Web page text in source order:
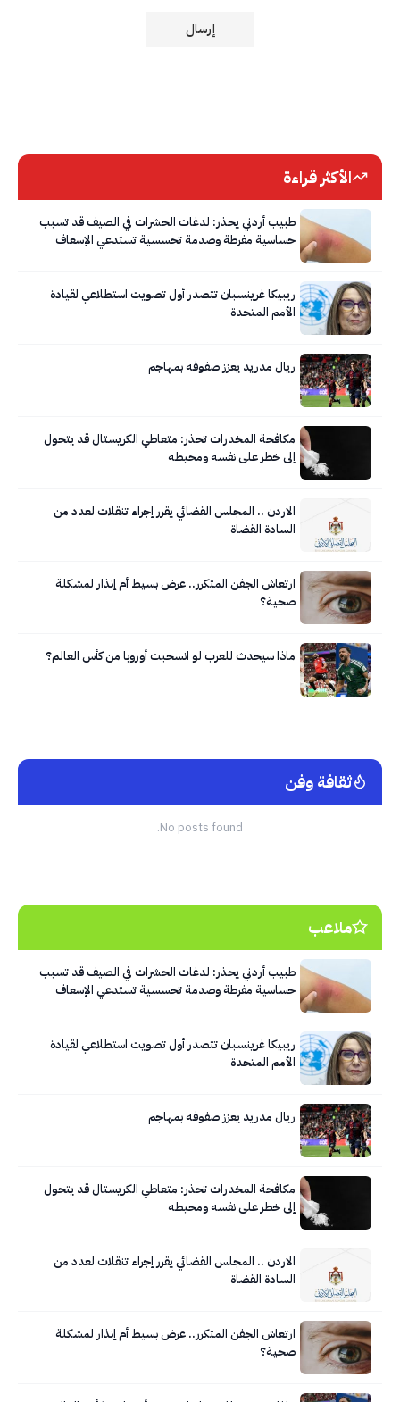
الأكثر قراءة
طبيب أردني يحذر: لدغات الحشرات في الصيف قد تسبب
حساسية مفرطة وصدمة تحسسية تستدعي الإسعاف
ريبيكا غرينسبان تتصدر أول تصويت استطلاعي لقيادة
الأمم المتحدة
ريال مدريد يعزز صفوفه بمهاجم
مكافحة المخدرات تحذر: متعاطي الكريستال قد يتحول
إلى خطر على نفسه ومحيطه
الاردن .. المجلس القضائي يقرر إجراء تنقلات لعدد من
السادة القضاة
ارتعاش الجفن المتكرر.. عرض بسيط أم إنذار لمشكلة
صحية؟
ماذا سيحدث للعرب لو انسحبت أوروبا من كأس العالم؟
ثقافة وفن
No posts found.
ملاعب
طبيب أردني يحذر: لدغات الحشرات في الصيف قد تسبب
حساسية مفرطة وصدمة تحسسية تستدعي الإسعاف
ريبيكا غرينسبان تتصدر أول تصويت استطلاعي لقيادة
الأمم المتحدة
ريال مدريد يعزز صفوفه بمهاجم
مكافحة المخدرات تحذر: متعاطي الكريستال قد يتحول
إلى خطر على نفسه ومحيطه
الاردن .. المجلس القضائي يقرر إجراء تنقلات لعدد من
السادة القضاة
ارتعاش الجفن المتكرر.. عرض بسيط أم إنذار لمشكلة
صحية؟